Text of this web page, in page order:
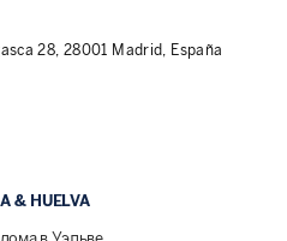
28, 28001 Madrid, España
& HUELVA